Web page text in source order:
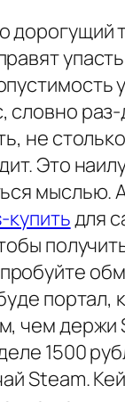
словно
не
Это
мыслью.
для
чем держи
1500
Steam.